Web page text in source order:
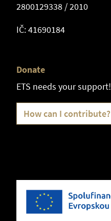
2800129338 / 2010
IČ: 41690184
Donate
ETS needs your support!
How can I contribute?